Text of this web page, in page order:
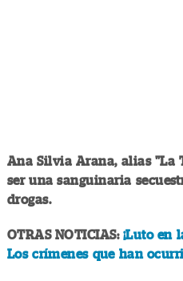
Ana Silvia Arana, alias "La
ser una sanguinaria
drogas.
OTRAS NOTICIAS: ¡Luto en
Los crímenes que han